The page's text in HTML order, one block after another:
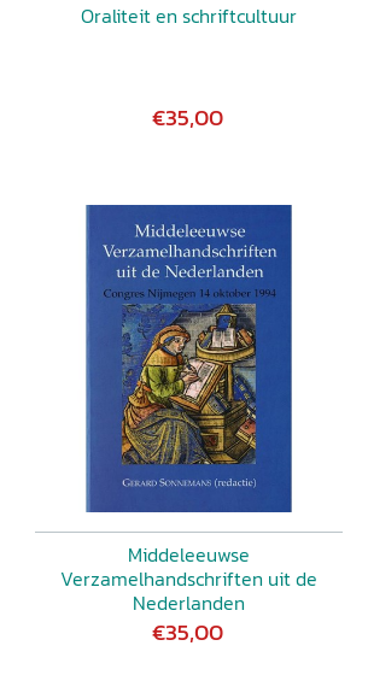
Oraliteit en schriftcultuur
€35,00
Middeleeuwse
Verzamelhandschriften uit de
Nederlanden
€35,00